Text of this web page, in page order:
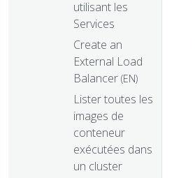
utilisant les
Services
Create an
External Load
Balancer (EN)
Lister toutes les
images de
conteneur
exécutées dans
un cluster